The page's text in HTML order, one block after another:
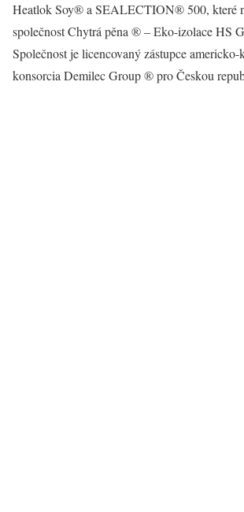
Heatlok Soy® a SEALECTION® 500, které
společnost Chytrá pěna ® – Eko-izolace HS
Společnost je licencovaný zástupce americko-
konsorcia Demilec Group ® pro Českou